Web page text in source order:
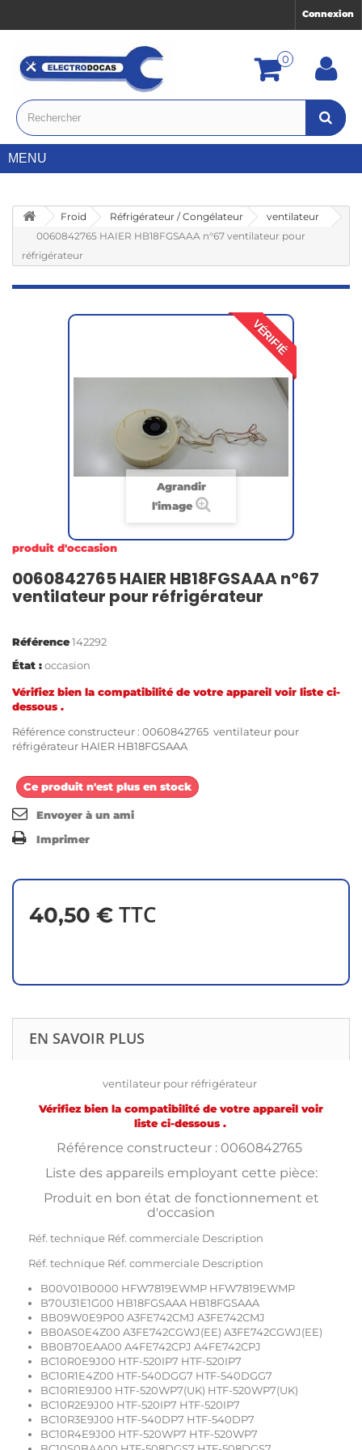
Connexion
0
MENU
Froid Réfrigérateur / Congélateur
ventilateur
0060842765 HAIER HB18FGSAAA n°67 ventilateur pour
réfrigérateur
VÉRIFIÉ
Agrandir
l'image
produit d'occasion
0060842765 HAIER HB18FGSAAA n°67
ventilateur pour réfrigérateur
Référence142292
État :occasion
Vérifiez bien la compatibilité de votre appareil voir liste ci-
dessous .
Référence constructeur : 0060842765 ventilateur pour
réfrigérateur HAIER HB18FGSAAA
Ce produit n'est plus en stock
Envoyer à un ami
Imprimer
40,50 € TTC
EN SAVOIR PLUS
ventilateur pour réfrigérateur
Vérifiez bien la compatibilité de votre appareil voir
liste ci-dessous .
Référence constructeur : 0060842765
Liste des appareils employant cette pièce:
Produit en bon état de fonctionnement et
d'occasion
Réf. technique Réf. commerciale Description
Réf. technique Réf. commerciale Description
B00V01B0000 HFW7819EWMP HFW7819EWMP
B70U31E1G00 HB18FGSAAA HB18FGSAAA
BB09W0E9P00 A3FE742CMJ A3FE742CMJ
BB0AS0E4Z00 A3FE742CGWJ(EE) A3FE742CGWJ(EE)
BB0B70EAA00 A4FE742CPJ A4FE742CPJ
BC10R0E9J00 HTF-520IP7 HTF-520IP7
BC10R1E4Z00 HTF-540DGG7 HTF-540DGG7
BC10R1E9J00 HTF-520WP7(UK) HTF-520WP7(UK)
BC10R2E9J00 HTF-520IP7 HTF-520IP7
BC10R3E9J00 HTF-540DP7 HTF-540DP7
BC10R4E9J00 HTF-520WP7 HTF-520WP7